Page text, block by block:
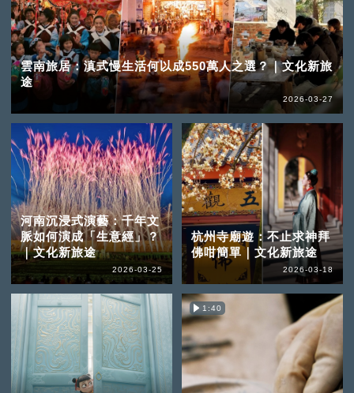
雲南旅居：滇式慢生活何以成550萬人之選？｜文化新旅
途
2026-03-27
河南沉浸式演藝：千年文
脈如何演成「生意經」？
｜文化新旅途
2026-03-25
杭州寺廟遊：不止求神拜
佛咁簡單｜文化新旅途
2026-03-18
1:40